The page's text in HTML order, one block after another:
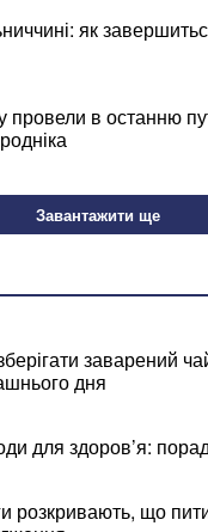
як
в останню
Завантажити ще
заварений
дня
для здоров’я:
розкривають, що